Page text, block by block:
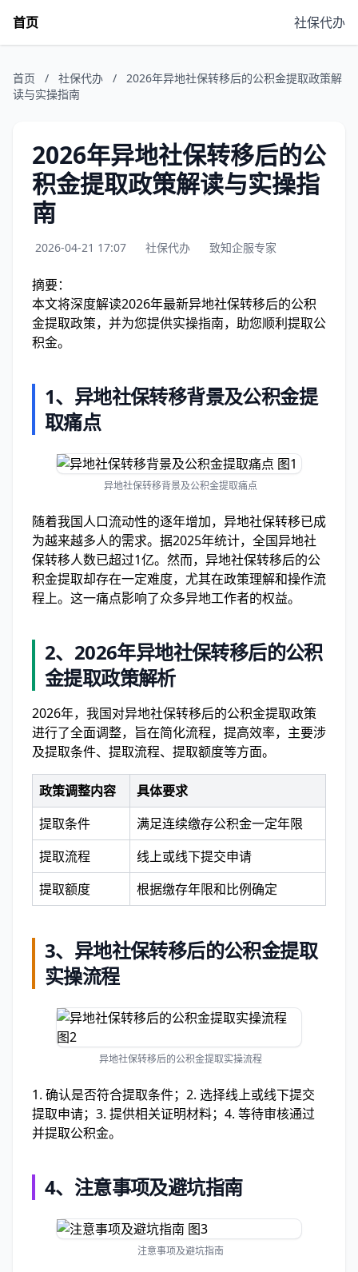
首页 社保代办
首页 / 社保代办 /
2026年异地社保转移后的公积金提取政策解
读与实操指南
2026年异地社保转移后的公
积金提取政策解读与实操指
南
2026-04-21 17:07 社保代办 致知企服专家
摘要：
本文将深度解读2026年最新异地社保转移后的公积
金提取政策，并为您提供实操指南，助您顺利提取公
积金。
1、 异地社保转移背景及公积金提
取痛点
异地社保转移背景及公积金提取痛点
随着我国人口流动性的逐年增加，异地社保转移已成
为越来越多人的需求。据2025年统计，全国异地社
保转移人数已超过1亿。然而，异地社保转移后的公
积金提取却存在一定难度，尤其在政策理解和操作流
程上。这一痛点影响了众多异地工作者的权益。
2、 2026年异地社保转移后的公积
金提取政策解析
2026年，我国对异地社保转移后的公积金提取政策
进行了全面调整，旨在简化流程，提高效率，主要涉
及提取条件、提取流程、提取额度等方面。
政策调整内容
具体要求
提取条件
满足连续缴存公积金一定年限
提取流程
线上或线下提交申请
提取额度
根据缴存年限和比例确定
3、 异地社保转移后的公积金提取
实操流程
异地社保转移后的公积金提取实操流程
1. 确认是否符合提取条件；2. 选择线上或线下提交
提取申请；3. 提供相关证明材料；4. 等待审核通过
并提取公积金。
4、 注意事项及避坑指南
注意事项及避坑指南